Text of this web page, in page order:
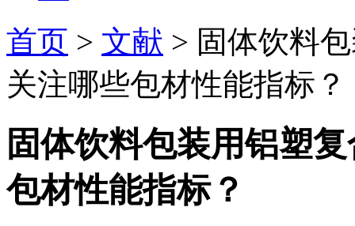
首页 > 文献 > 固体饮料
关注哪些包材性能指标？
固体饮料包装用铝塑
包材性能指标？